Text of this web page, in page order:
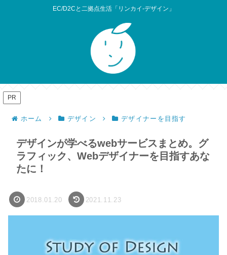
EC/D2Cと二拠点生活「リンカイ-デザイン」
PR
ホーム デザイン デザイナーを目指す
デザインが学べるwebサービスまとめ。グ
ラフィック、Webデザイナーを目指すあな
たに！
2018.01.20 2021.11.23